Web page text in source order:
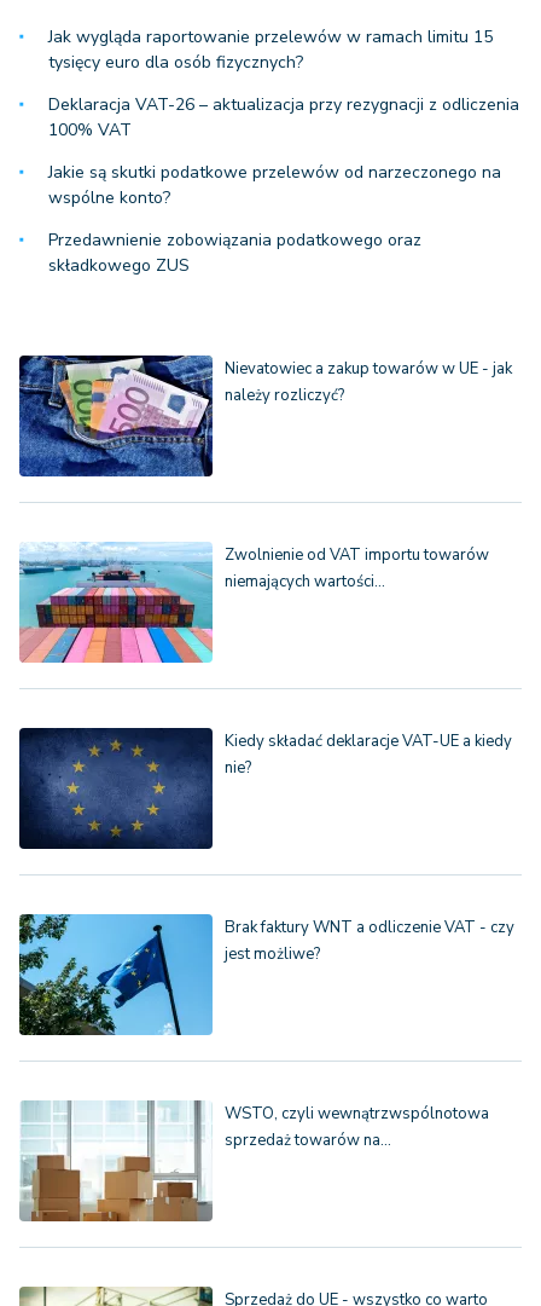
Jak wygląda raportowanie przelewów w ramach limitu 15
tysięcy euro dla osób fizycznych?
Deklaracja VAT-26 – aktualizacja przy rezygnacji z odliczenia
100% VAT
Jakie są skutki podatkowe przelewów od narzeczonego na
wspólne konto?
Przedawnienie zobowiązania podatkowego oraz
składkowego ZUS
Nievatowiec a zakup towarów w UE - jak
należy rozliczyć?
Zwolnienie od VAT importu towarów
niemających wartości…
Kiedy składać deklaracje VAT-UE a kiedy
nie?
Brak faktury WNT a odliczenie VAT - czy
jest możliwe?
WSTO, czyli wewnątrzwspólnotowa
sprzedaż towarów na…
Sprzedaż do UE - wszystko co warto